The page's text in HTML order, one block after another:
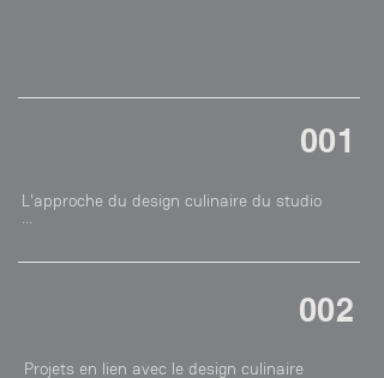
001
L'approche du design culinaire du studio
l'exige de façon judicieuse. C'est à dire, pour
de produit qui nécessitent une attention
particulière, en vu de créer une ambiance
002
Projets en lien avec le design culinaire